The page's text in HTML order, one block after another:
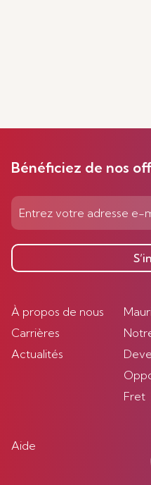
Bénéficiez de nos
À propos de nous
Carrières
Actualités
Fret
Aide